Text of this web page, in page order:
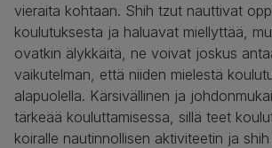
vieraita kohtaan. Shih tzut nauttivat
koulutuksesta ja haluavat miellyttää,
ovatkin älykkäitä, ne voivat joskus
vaikutelman, että niiden mielestä
alapuolella. Kärsivällinen ja
tärkeää kouluttamisessa, sillä teet
koiralle nautinnollisen aktiviteetin ja